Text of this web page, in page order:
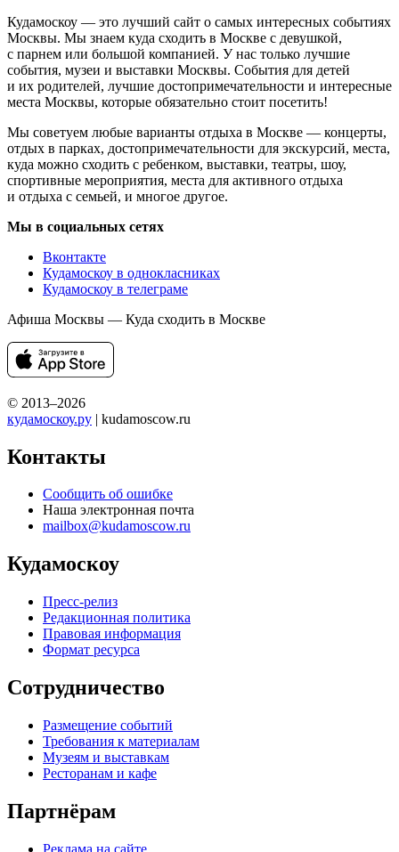
Кудамоскоу — это лучший сайт о самых интересных событиях
Москвы. Мы знаем куда сходить в Москве с девушкой,
с парнем или большой компанией. У нас только лучшие
события, музеи и выставки Москвы. События для детей
и их родителей, лучшие достопримечательности и интересные
места Москвы, которые обязательно стоит посетить!
Мы советуем любые варианты отдыха в Москве — концерты,
отдых в парках, достопримечательности для экскурсий, места,
куда можно сходить с ребенком, выставки, театры, шоу,
спортивные мероприятия, места для активного отдыха
и отдыха с семьей, и многое другое.
Мы в социальных сетях
Вконтакте
Кудамоскоу в однокласниках
Кудамоскоу в телеграме
Афиша Москвы — Куда сходить в Москве
© 2013–2026
кудамоскоу.ру | kudamoscow.ru
Контакты
Сообщить об ошибке
Наша электронная почта
mailbox@kudamoscow.ru
Кудамоскоу
Пресс-релиз
Редакционная политика
Правовая информация
Формат ресурса
Сотрудничество
Размещение событий
Требования к материалам
Музеям и выставкам
Ресторанам и кафе
Партнёрам
Реклама на сайте